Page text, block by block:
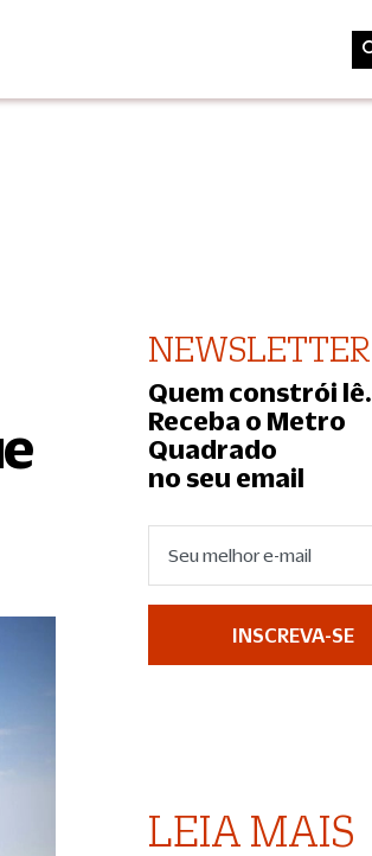
NEWSLETTER
Quem constrói lê.
Receba o Metro
Quadrado
no seu email
INSCREVA-SE
LEIA MAIS